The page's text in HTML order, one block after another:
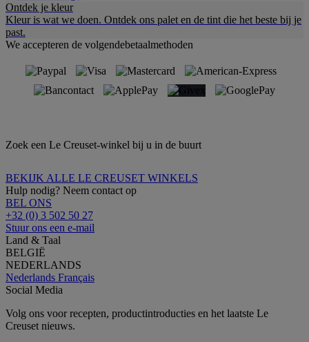
Ontdek je kleur
Kleur is wat we doen. Ontdek ons palet en de tint die het beste bij je
past.
We accepteren de volgendebetaalmethoden
Zoek een Le Creuset-winkel bij u in de buurt
BEKIJK ALLE LE CREUSET WINKELS
Hulp nodig? Neem contact op
BEL ONS
+32 (0) 3 502 50 27
Stuur ons een e-mail
Land & Taal
BELGIË
NEDERLANDS
Nederlands Français
Social Media
Volg ons voor recepten, productintroducties en het laatste Le
Creuset nieuws.